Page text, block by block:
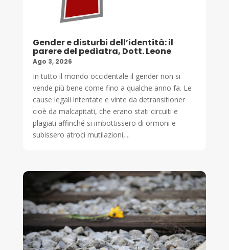
Gender e disturbi dell’identità: il
parere del pediatra, Dott. Leone
Ago 3, 2026
In tutto il mondo occidentale il gender non si
vende più bene come fino a qualche anno fa. Le
cause legali intentate e vinte da detransitioner
cioè da malcapitati, che erano stati circuiti e
plagiati affinché si imbottissero di ormoni e
subissero atroci mutilazioni,...